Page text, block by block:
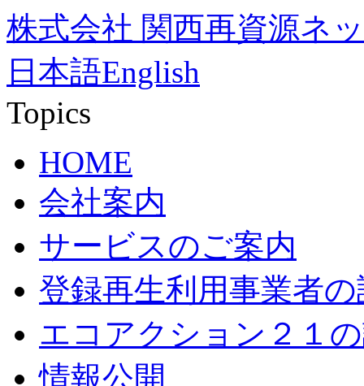
株式会社 関西再資源ネ
日本語English
Topics
HOME
会社案内
サービスのご案内
登録再生利用事業者
エコアクション２１
情報公開